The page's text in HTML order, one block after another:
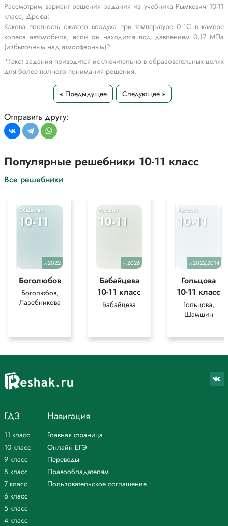
Рассмотрим вариант решения задания из учебника Рымкевич 10-11
класс, Дрофа:
Какова плотность сжатого воздуха при температуре 0 °С в камере
колеса автомобиля, если он находится под давлением 0,17 МПа
(избыточным над атмосферным)?
*Текст задания приводится исключительно в образовательных целях
для более полного понимания решения.
« Предыдущее Следующее »
Отправить другу:
Популярные решебники 10-11 класс
Все решебники
Общество
10-11
уч.2022
Боголюбов
Боголюбов,
Лазебникова
Русский
10-11
уч.2026
Бабайцева
10-11 класс
Бабайцева
Русский
10-11
уч.2022,2014
Гольцова
10-11 класс
Гольцова,
Шамшин
ГДЗ
11 класс
10 класс
9 класс
8 класс
7 класс
6 класс
5 класс
4 класс
Навигация
Главная страница
Онлайн ЕГЭ
Переводы
Правообладателям
Пользовательское соглашение